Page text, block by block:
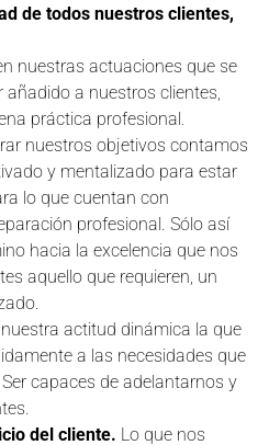
de todos nuestros clientes,
nuestras actuaciones que se
a nuestros clientes,
práctica profesional.
nuestros objetivos contamos
y mentalizado para estar
lo que cuentan con
profesional. Sólo así
hacia la excelencia que nos
aquello que requieren, un
nuestra actitud dinámica la que
a las necesidades que
capaces de adelantarnos y
del cliente. Lo que nos